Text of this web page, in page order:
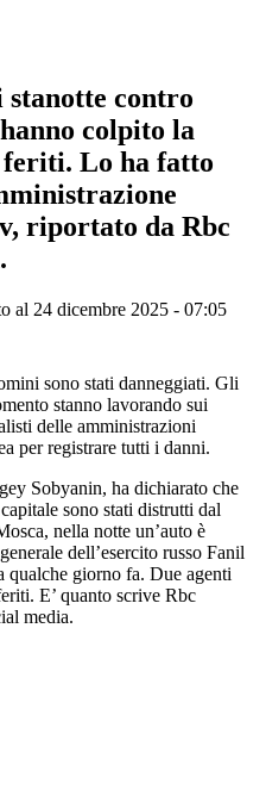
contro
colpito la
feriti. Lo ha fatto
riportato da Rbc
al 24 dicembre 2025 - 07:05
sono stati danneggiati. Gli
stanno lavorando sui
delle amministrazioni
per registrare tutti i danni.
Sobyanin, ha dichiarato che
sono stati distrutti dal
nella notte un’auto è
dell’esercito russo Fanil
qualche giorno fa. Due agenti
E’ quanto scrive Rbc
media.